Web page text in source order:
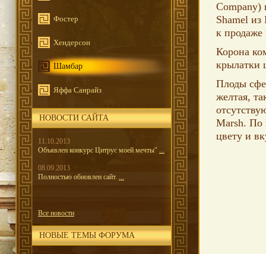
Фостер
Хендерсон
Шамбар
Яффа Санрайз
НОВОСТИ САЙТА
11.10.2013
Объявлен конкурс Цитрус моей мечты" ...
08.09.2013
Полностью обновлен сайт. ...
Все новости
НОВЫЕ ТЕМЫ ФОРУМА
Shamel
к продаже
Корона
крылатки
Плоды
желтая,
Marsh. По
цвету и